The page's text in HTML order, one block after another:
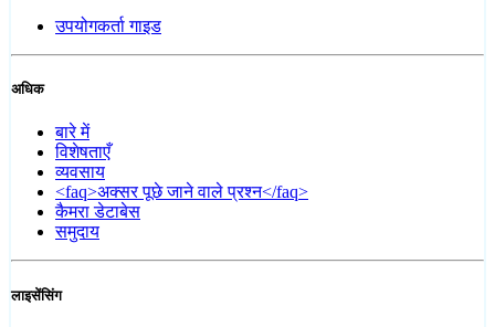
उपयोगकर्ता गाइड
अधिक
बारे में
विशेषताएँ
व्यवसाय
<faq>अक्सर पूछे जाने वाले प्रश्न</faq>
कैमरा डेटाबेस
समुदाय
लाइसेंसिंग